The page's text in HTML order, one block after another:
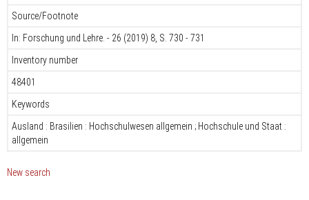
Source/Footnote
In: Forschung und Lehre. - 26 (2019) 8, S. 730 - 731
Inventory number
48401
Keywords
Ausland : Brasilien : Hochschulwesen allgemein ; Hochschule und Staat :
allgemein
New search